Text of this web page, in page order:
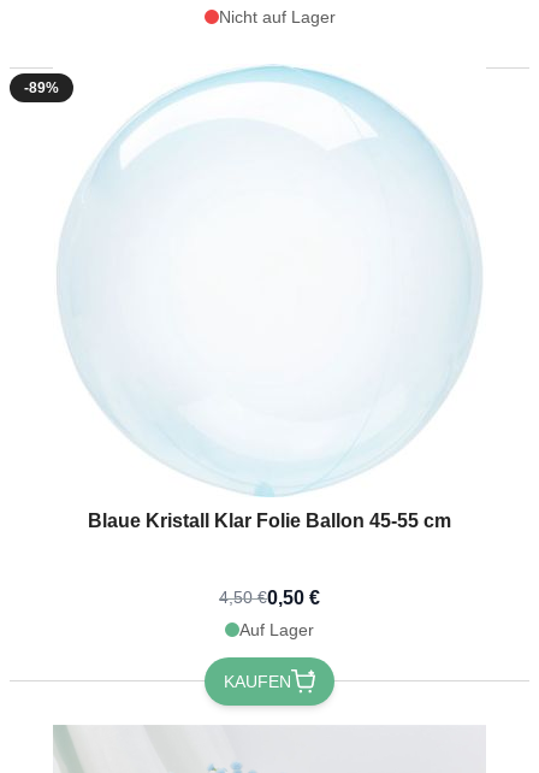
Nicht auf Lager
-89%
Blaue Kristall Klar Folie Ballon 45-55 cm
4,50 €0,50 €
Auf Lager
KAUFEN